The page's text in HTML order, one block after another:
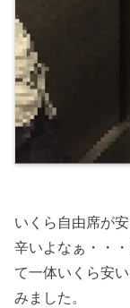
いくら自由席が
辛いよなぁ・・
て一体いくら安
みました。